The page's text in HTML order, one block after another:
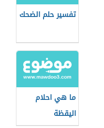
تفسير حلم الضحك
ما هي احلام
اليقظة